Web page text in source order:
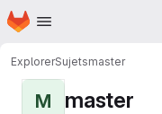
Passer au contenu principal
Page d'accueil
ExplorerSujetsmaster
M master